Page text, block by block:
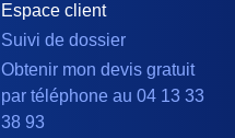
Espace client
Suivi de dossier
Obtenir mon devis gratuit
par téléphone au 04 13 33
38 93